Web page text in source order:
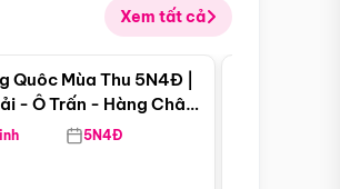
Xem tất cả
Điểm nổi bật
Quôc Mùa Thu 5N4Đ |
- Ô Trấn - Hàng Châu
Shopping)
5N4Đ